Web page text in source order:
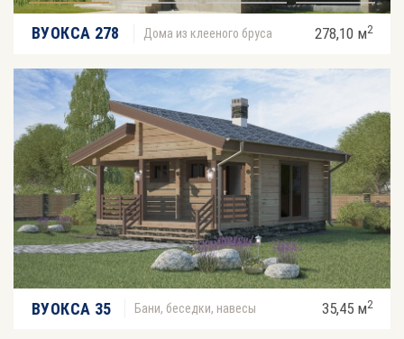
ВУОКСА 278 Дома из клееного бруса 278,10 м2
ВУОКСА 35 Бани, беседки, навесы 35,45 м2